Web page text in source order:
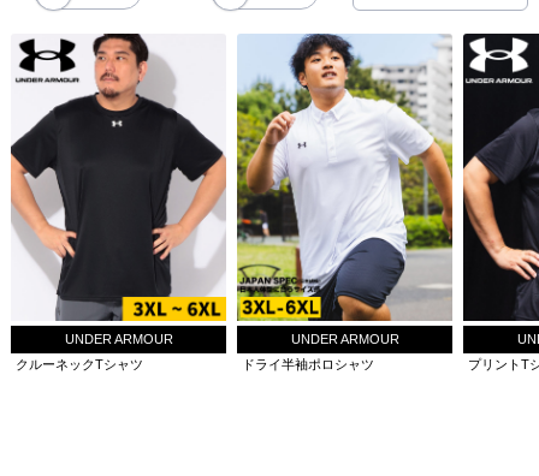
UNDER ARMOUR
クルーネックTシャツ
UNDER ARMOUR
ドライ半袖ポロシャツ
プリントT